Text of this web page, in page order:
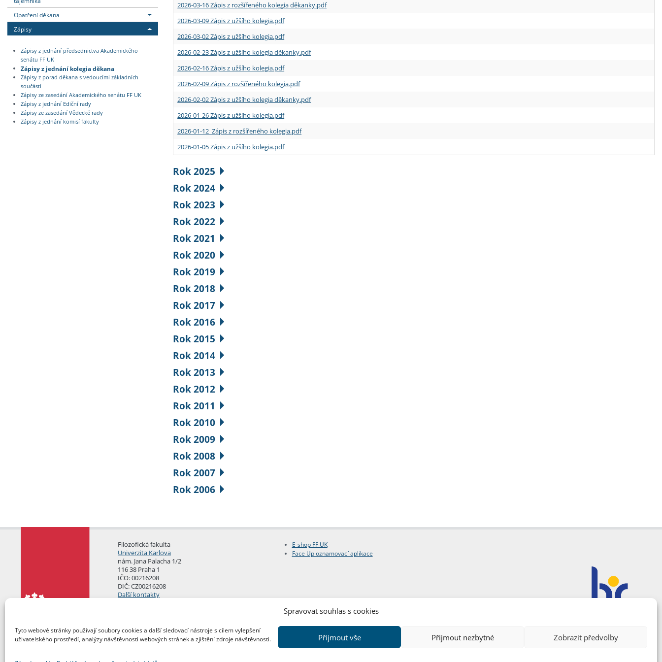
Spravovat souhlas s cookies
Tyto webové stránky používají soubory cookies a další sledovací nástroje s cílem vylepšení
uživatelského prostředí, analýzy návštěvnosti webových stránek a zjištění zdroje návštěvnosti.
Přijmout vše Přijmout nezbytné Zobrazit předvolby
Opatření děkana
Zápisy
Zápisy z jednání předsednictva Akademického
senátu FF UK
Zápisy z jednání kolegia děkana
Zápisy z porad děkana s vedoucími základních
součástí
Zápisy ze zasedání Akademického senátu FF UK
Zápisy z jednání Ediční rady
Zápisy ze zasedání Vědecké rady
Zápisy z jednání komisí fakulty
2026-03-16 Zápis z rozšířeného kolegia děkanky.pdf
2026-03-09 Zápis z užšího kolegia.pdf
2026-03-02 Zápis z užšího kolegia.pdf
2026-02-23 Zápis z užšího kolegia děkanky.pdf
2026-02-16 Zápis z užšího kolegia.pdf
2026-02-09 Zápis z rozšířeného kolegia.pdf
2026-02-02 Zápis z užšího kolegia děkanky.pdf
2026-01-26 Zápis z užšího kolegia.pdf
2026-01-12 Zápis z rozšířeného kolegia.pdf
2026-01-05 Zápis z užšího kolegia.pdf
Rok 2025
Rok 2024
Rok 2023
Rok 2022
Rok 2021
Rok 2020
Rok 2019
Rok 2018
Rok 2017
Rok 2016
Rok 2015
Rok 2014
Rok 2013
Rok 2012
Rok 2011
Rok 2010
Rok 2009
Rok 2008
Rok 2007
Rok 2006
Filozofická fakulta
Univerzita Karlova
nám. Jana Palacha 1/2
116 38 Praha 1
IČO: 00216208
DIČ: CZ00216208
Další kontakty
E-shop FF UK
Face Up oznamovací aplikace